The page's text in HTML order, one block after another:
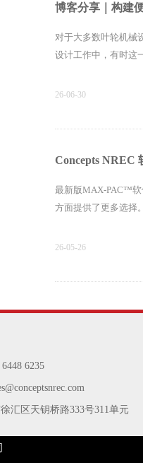
博客分享｜构建
对于大多数叶轮机械
设计工作中，有时这
26-06-30
Concepts NREC
最新版MAX-PAC™软
方面提供了更多选择。
26-05-26
Concepts NREC
上一期文章主要对
计一维软件的更新
6235
汇区天钥桥路333号311单元